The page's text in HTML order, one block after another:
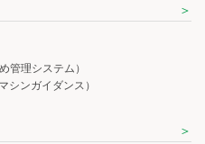
管理システム）
シンガイダンス）